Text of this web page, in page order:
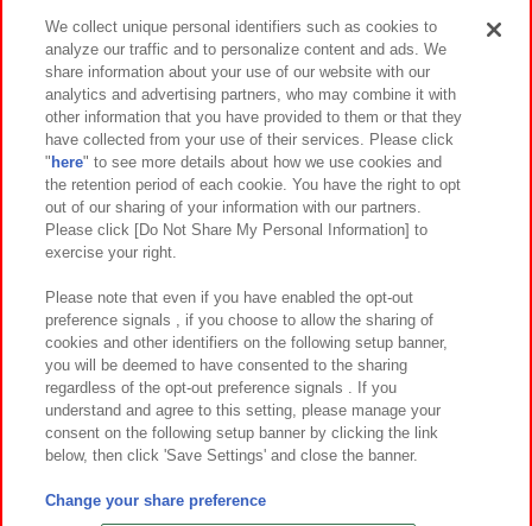
イベント・キャンペーン
関連会社 サステナビリティ サイトポリシー
プライバシーポリシー ウェブアクセシビリティ方針と検証結果
お取引先さまとともに
カスタマーハラスメント対応方針 よくあるご質問・お問い合わせ
©Bandai Namco Amusement Inc.
©Bandai Namco Amusement Lab Inc.
We collect unique personal identifiers such as cookies to
analyze our traffic and to personalize content and ads. We
share information about your use of our website with our
analytics and advertising partners, who may combine it with
other information that you have provided to them or that they
have collected from your use of their services. Please click
" here" to see more details about how we use cookies and
the retention period of each cookie. You have the right to opt
out of our sharing of your information with our partners.
Please click [Do Not Share My Personal Information] to
exercise your right.
Please note that even if you have enabled the opt-out
preference signals , if you choose to allow the sharing of
cookies and other identifiers on the following setup banner,
you will be deemed to have consented to the sharing
regardless of the opt-out preference signals . If you
understand and agree to this setting, please manage your
consent on the following setup banner by clicking the link
below, then click 'Save Settings' and close the banner.
Change your share preference